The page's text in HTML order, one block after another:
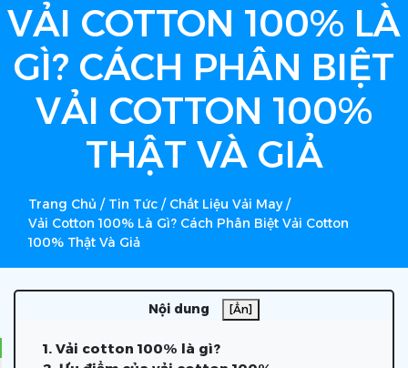
VẢI COTTON 100% LÀ
GÌ? CÁCH PHÂN BIỆT
VẢI COTTON 100%
THẬT VÀ GIẢ
Trang Chủ / Tin Tức / Chất Liệu Vải May /
Vải Cotton 100% Là Gì? Cách Phân Biệt Vải Cotton
100% Thật Và Giả
Nội dung [Ẩn]
1. Vải cotton 100% là gì?